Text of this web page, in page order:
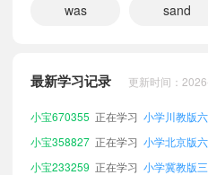
was sand
最新学习记录 更新时间：
小宝290898
小学湘少版
小宝896051 正在学习 小学外研版
小宝670355 正在学习 小学川教版
小宝358827 正在学习 小学北京版
小宝233259 正在学习 小学冀教版